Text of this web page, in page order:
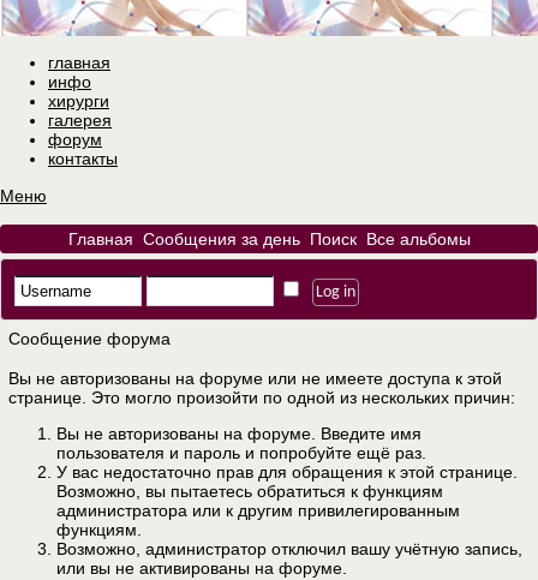
главная
инфо
хирурги
галерея
форум
контакты
Меню
Главная Сообщения за день Поиск Все альбомы
Сообщение форума
Вы не авторизованы на форуме или не имеете доступа к этой
странице. Это могло произойти по одной из нескольких причин:
Вы не авторизованы на форуме. Введите имя
пользователя и пароль и попробуйте ещё раз.
У вас недостаточно прав для обращения к этой странице.
Возможно, вы пытаетесь обратиться к функциям
администратора или к другим привилегированным
функциям.
Возможно, администратор отключил вашу учётную запись,
или вы не активированы на форуме.